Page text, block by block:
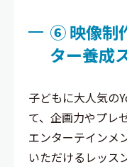
⑥ 映像制
ター養成
子どもに大人気の
て、企画力やプレ
エンターテインメ
いただけるレッス